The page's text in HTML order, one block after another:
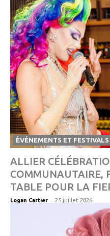
ÉVÉNEMENTS ET FESTIVALS
ALLIER
COMMUNAUTAIRE,
TABLE POUR LA
Logan Cartier - 25 juillet 2026